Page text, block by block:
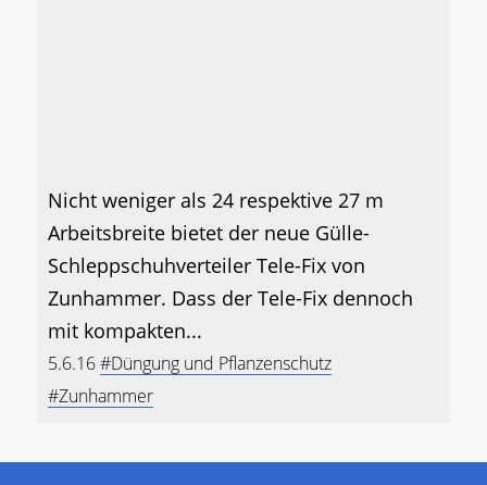
Nicht weniger als 24 respektive 27 m
Arbeitsbreite bietet der neue Gülle-
Schleppschuhverteiler Tele-Fix von
Zunhammer. Dass der Tele-Fix dennoch
mit kompakten...
5.6.16#Düngung und Pflanzenschutz
#Zunhammer